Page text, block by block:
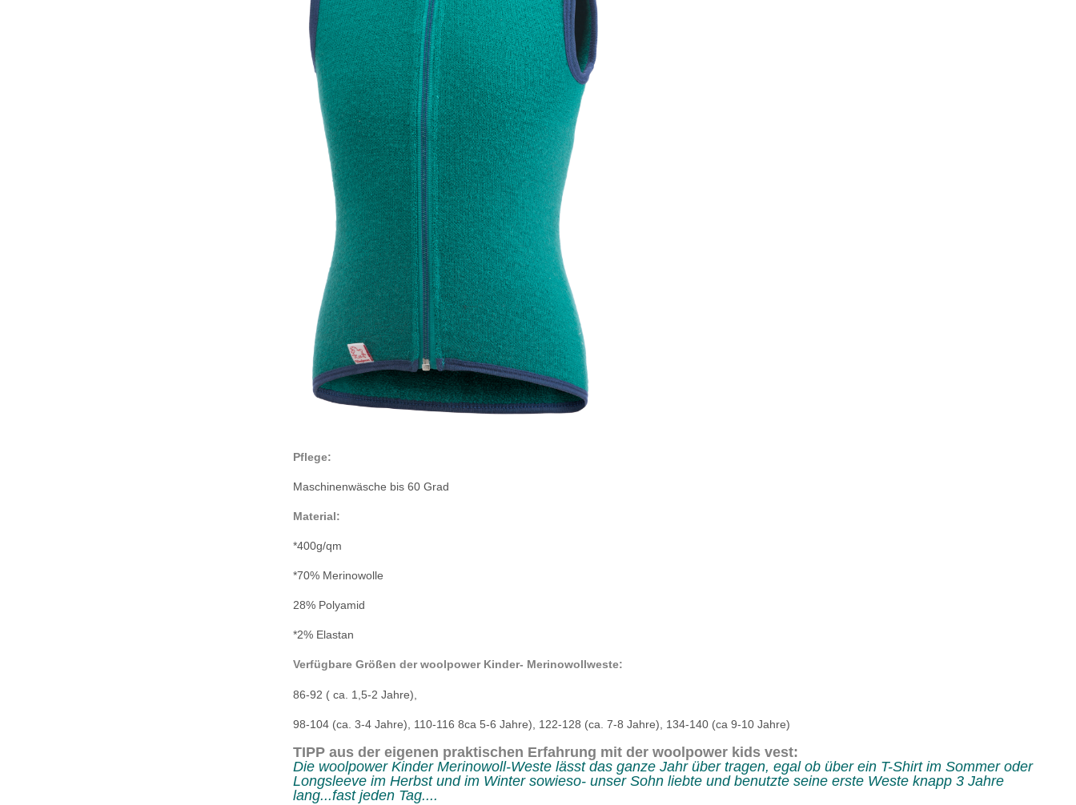
Pflege:
Maschinenwäsche bis 60 Grad
Material:
*400g/qm
*70% Merinowolle
28% Polyamid
*2% Elastan
Verfügbare Größen der woolpower Kinder- Merinowollweste:
86-92 ( ca. 1,5-2 Jahre),
98-104 (ca. 3-4 Jahre), 110-116 8ca 5-6 Jahre), 122-128 (ca. 7-8 Jahre), 134-140 (ca 9-10 Jahre)
TIPP aus der eigenen praktischen Erfahrung mit der woolpower kids vest:
Die woolpower Kinder Merinowoll-Weste lässt das ganze Jahr über tragen, egal ob über ein T-Shirt im Sommer oder
Longsleeve im Herbst und im Winter sowieso- unser Sohn liebte und benutzte seine erste Weste knapp 3 Jahre
lang...fast jeden Tag....